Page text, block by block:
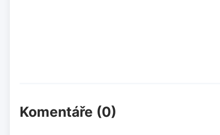
Komentáře (0)